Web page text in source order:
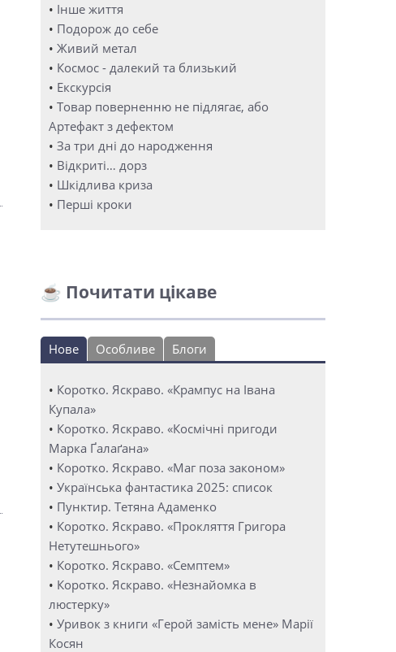
• Інше життя
• Подорож до себе
• Живий метал
• Космос - далекий та близький
• Екскурсія
• Товар поверненню не підлягає, або
Артефакт з дефектом
• За три дні до народження
• Відкриті… дорз
• Шкідлива криза
• Перші кроки
☕ Почитати цікаве
Нове Особливе Блоги
• Коротко. Яскраво. «Крампус на Івана
Купала»
• Коротко. Яскраво. «Космічні пригоди
Марка Ґалаґана»
• Коротко. Яскраво. «Маг поза законом»
• Українська фантастика 2025: список
• Пунктир. Тетяна Адаменко
• Коротко. Яскраво. «Прокляття Григора
Нетутешнього»
• Коротко. Яскраво. «Семптем»
• Коротко. Яскраво. «Незнайомка в
люстерку»
• Уривок з книги «Герой замість мене» Марії
Косян